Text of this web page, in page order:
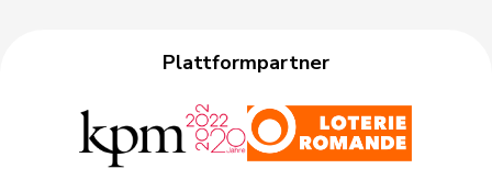
Plattformpartner